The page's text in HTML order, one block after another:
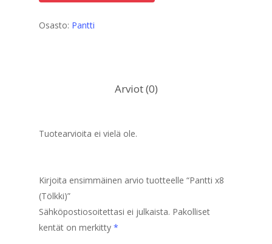
Osasto: Pantti
Arviot (0)
Tuotearvioita ei vielä ole.
Kirjoita ensimmäinen arvio tuotteelle “Pantti x8
(Tölkki)”
Sähköpostiosoitettasi ei julkaista. Pakolliset
kentät on merkitty *